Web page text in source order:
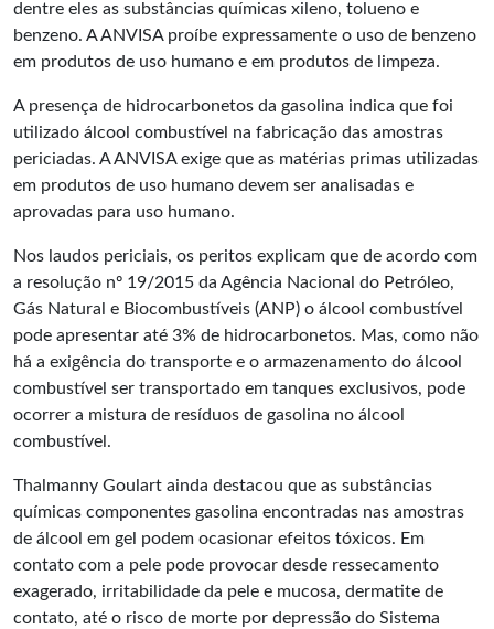
dentre eles as substâncias químicas xileno, tolueno e
benzeno. A ANVISA proíbe expressamente o uso de benzeno
em produtos de uso humano e em produtos de limpeza.
A presença de hidrocarbonetos da gasolina indica que foi
utilizado álcool combustível na fabricação das amostras
periciadas. A ANVISA exige que as matérias primas utilizadas
em produtos de uso humano devem ser analisadas e
aprovadas para uso humano.
Nos laudos periciais, os peritos explicam que de acordo com
a resolução nº 19/2015 da Agência Nacional do Petróleo,
Gás Natural e Biocombustíveis (ANP) o álcool combustível
pode apresentar até 3% de hidrocarbonetos. Mas, como não
há a exigência do transporte e o armazenamento do álcool
combustível ser transportado em tanques exclusivos, pode
ocorrer a mistura de resíduos de gasolina no álcool
combustível.
Thalmanny Goulart ainda destacou que as substâncias
químicas componentes gasolina encontradas nas amostras
de álcool em gel podem ocasionar efeitos tóxicos. Em
contato com a pele pode provocar desde ressecamento
exagerado, irritabilidade da pele e mucosa, dermatite de
contato, até o risco de morte por depressão do Sistema